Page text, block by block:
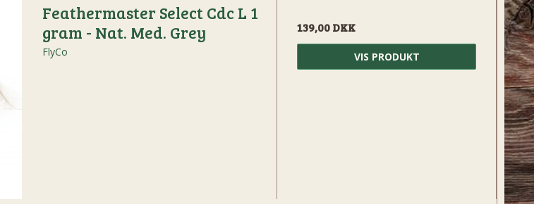
Feathermaster Select Cdc L 1
gram - Nat. Med. Grey
FlyCo
139,00 DKK
VIS PRODUKT